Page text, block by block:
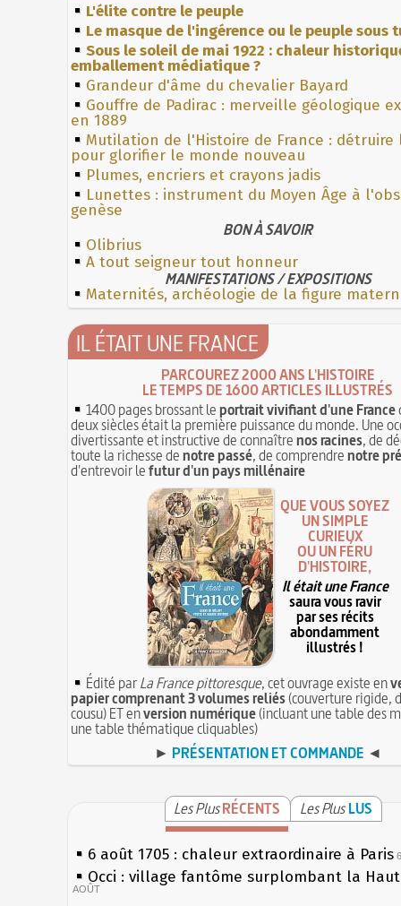
L'élite contre le peuple
Le masque de l'ingérence ou le peuple sous
Sous le soleil de mai 1922 : chaleur
emballement médiatique ?
Grandeur d'âme du chevalier Bayard
Gouffre de Padirac : merveille géologique
en 1889
Mutilation de l'Histoire de France : détruire
pour glorifier le monde nouveau
Plumes, encriers et crayons jadis
Lunettes : instrument du Moyen Âge à
genèse
BON À SAVOIR
Olibrius
A tout seigneur tout honneur
MANIFESTATIONS / EXPOSITIONS
Maternités, archéologie de la figure
IL ÉTAIT UNE FRANCE
PARCOUREZ 2000 ANS L'HISTOIRE
LE TEMPS DE 1600 ARTICLES ILLUSTRÉS
1400 pages brossant leportrait vivifiant d'une France
deux siècles était la première puissance du monde. Une
divertissante et instructive de connaîtrenos racines, de
toute la richesse denotre passé, de comprendrenotre
d'entrevoir lefutur d'un pays millénaire
QUE VOUS SOYEZ
UN SIMPLE
CURIEUX
OU UN FÉRU
D'HISTOIRE,
Il était une France
saura vous ravir
par ses récits
abondamment
illustrés !
Édité parLa France pittoresque, cet ouvrage existe en
papier comprenant 3 volumes reliés(couverture rigide,
cousu) ET enversion numérique(incluant une table des
une table thématique cliquables)
► PRÉSENTATION ET COMMANDE ◄
Les PlusRÉCENTS Les Plus LUS
6 août 1705 : chaleur extraordinaire à Paris
Occi : village fantôme surplombant la
AOÛT